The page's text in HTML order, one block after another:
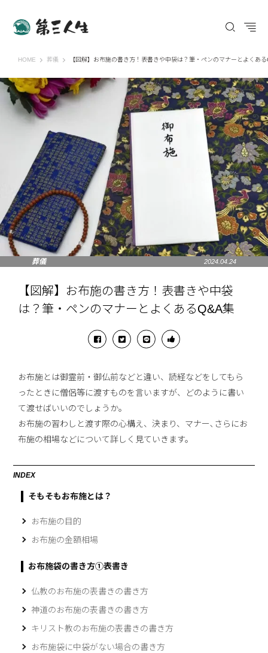
HOME 第三人生 〜寄り道の歩き方〜
葬儀 【図解】お布施の書き方！表書きや中袋は？筆・ペンのマナーとよくあ
葬儀 2024.04.24
【図解】お布施の書き方！表書きや中袋
は？筆・ペンのマナーとよくあるQ&A集
お布施とは御霊前・御仏前などと違い、読経などをしてもら
ったときに僧侶等に渡すものを言いますが、どのように書い
て渡せばいいのでしょうか。
お布施の習わしと渡す際の心構え、決まり、マナー､さらにお
布施の相場などについて詳しく見ていきます。
INDEX
そもそもお布施とは？
お布施の目的
お布施の金額相場
お布施袋の書き方①表書き
仏教のお布施の表書きの書き方
神道のお布施の表書きの書き方
キリスト教のお布施の表書きの書き方
お布施袋に中袋がない場合の書き方